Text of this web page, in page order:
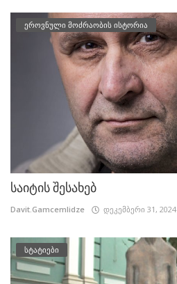
ეროვნული მოძრაობის ისტორია
საიტის შესახებ
Davit.Gamcemlidze დეკემბერი 31, 2024
სტატიები